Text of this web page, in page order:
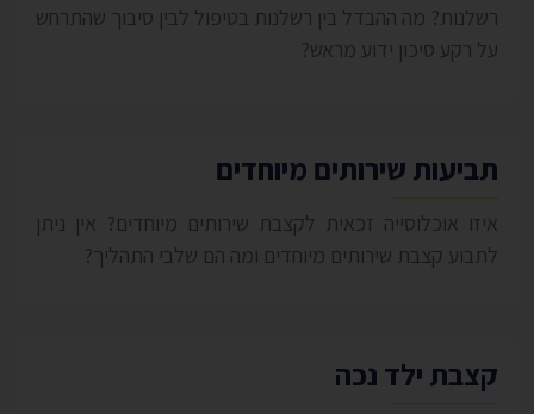
רשלנות? מה ההבדל בין רשלנות בטיפול לבין סיבוך שהתרחש
על רקע סיכון ידוע מראש?
תביעות שירותים מיוחדים
איזו אוכלוסייה זכאית לקצבת שירותים מיוחדים? אין ניתן
לתבוע קצבת שירותים מיוחדים ומה הם שלבי התהליך?
קצבת ילד נכה